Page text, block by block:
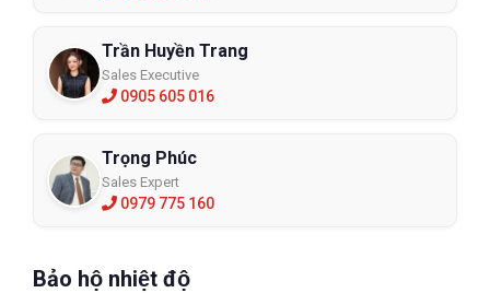
Trần Huyền Trang
Sales Executive
0905 605 016
Trọng Phúc
Sales Expert
0979 775 160
Bảo hộ nhiệt độ